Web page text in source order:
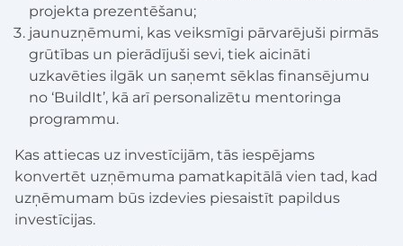
projekta prezentēšanu;
jaunuzņēmumi, kas veiksmīgi pārvarējuši pirmās
grūtības un pierādījuši sevi, tiek aicināti
uzkavēties ilgāk un saņemt sēklas finansējumu
no ‘BuildIt’, kā arī personalizētu mentoringa
programmu.
Kas attiecas uz investīcijām, tās iespējams
konvertēt uzņēmuma pamatkapitālā vien tad, kad
uzņēmumam būs izdevies piesaistīt papildus
investīcijas.